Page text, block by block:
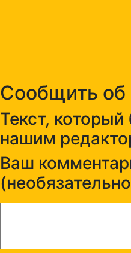
Сообщить об
Текст,
нашим
Ваш